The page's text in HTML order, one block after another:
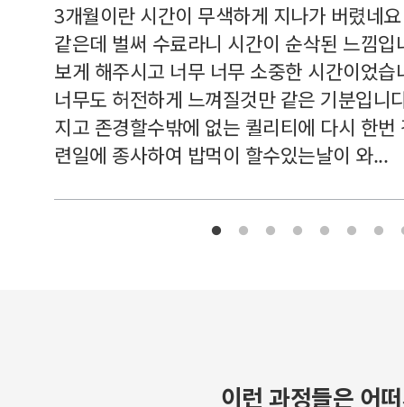
3개월이란 시간이 무색하게 지나가 버렸네
같은데 벌써 수료라니 시간이 순삭된 느낌
보게 해주시고 너무 너무 소중한 시간이었
너무도 허전하게 느껴질것만 같은 기분입니
지고 존경할수밖에 없는 퀼리티에 다시 한
련일에 종사하여 밥먹이 할수있는날이 와...
이런 과정들은 어